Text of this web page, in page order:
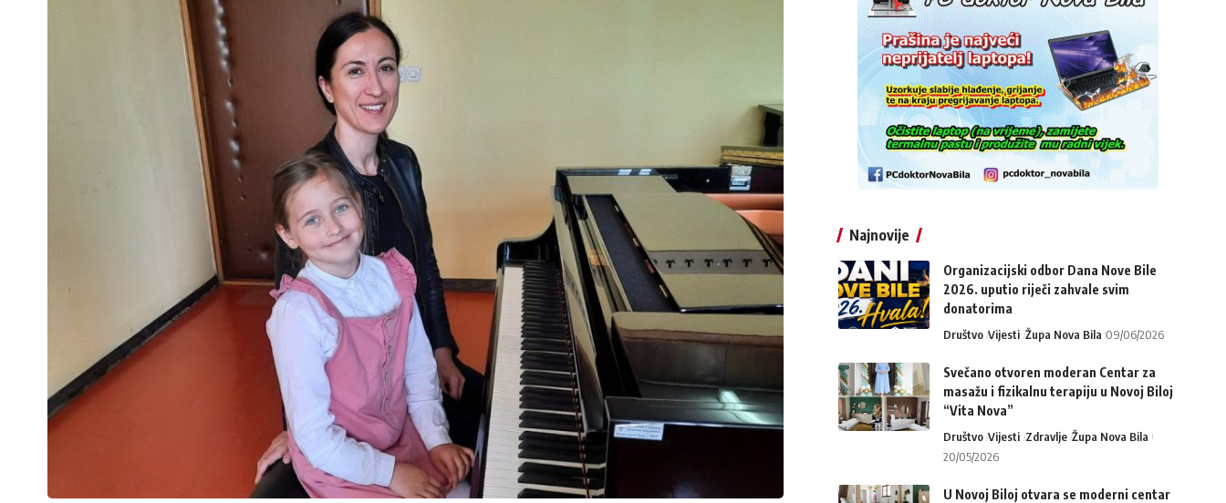
Najnovije
Organizacijski odbor Dana Nove Bile
2026. uputio riječi zahvale svim
donatorima
Društvo Vijesti Župa Nova Bila 09/06/2026
Svečano otvoren moderan Centar za
masažu i fizikalnu terapiju u Novoj Biloj
“Vita Nova”
Društvo Vijesti Zdravlje Župa Nova Bila
20/05/2026
U Novoj Biloj otvara se moderni centar